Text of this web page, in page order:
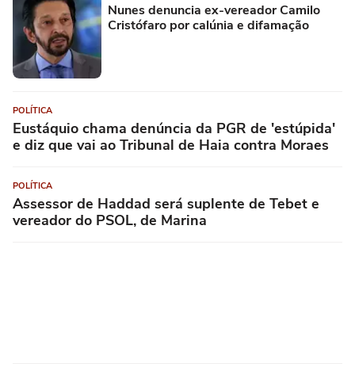
Nunes denuncia ex-vereador Camilo
Cristófaro por calúnia e difamação
POLÍTICA
Eustáquio chama denúncia da PGR de 'estúpida'
e diz que vai ao Tribunal de Haia contra Moraes
POLÍTICA
Assessor de Haddad será suplente de Tebet e
vereador do PSOL, de Marina